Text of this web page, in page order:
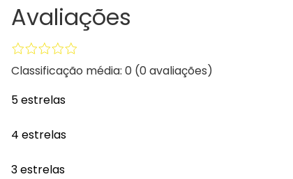
Avaliações
Classificação média: 0 (0 avaliações)
5 estrelas
4 estrelas
3 estrelas